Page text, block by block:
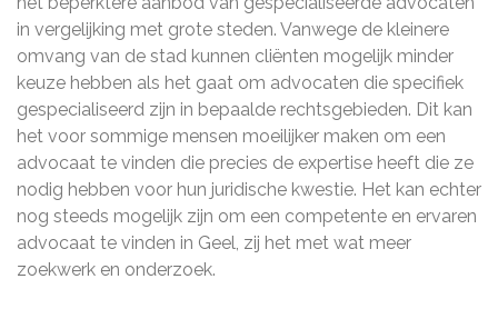
in vergelijking met grote steden. Vanwege de kleinere
omvang van de stad kunnen cliënten mogelijk minder
keuze hebben als het gaat om advocaten die specifiek
gespecialiseerd zijn in bepaalde rechtsgebieden. Dit kan
het voor sommige mensen moeilijker maken om een
advocaat te vinden die precies de expertise heeft die ze
nodig hebben voor hun juridische kwestie. Het kan echter
nog steeds mogelijk zijn om een competente en ervaren
advocaat te vinden in Geel, zij het met wat meer
zoekwerk en onderzoek.